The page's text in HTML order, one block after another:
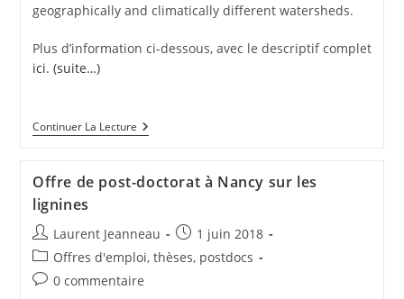
geographically and climatically different watersheds.
Plus d’information ci-dessous, avec le descriptif complet
ici. (suite…)
Continuer La Lecture
Offre de post-doctorat à Nancy sur les
lignines
Laurent Jeanneau
1 juin 2018
Offres d'emploi, thèses, postdocs
0 commentaire